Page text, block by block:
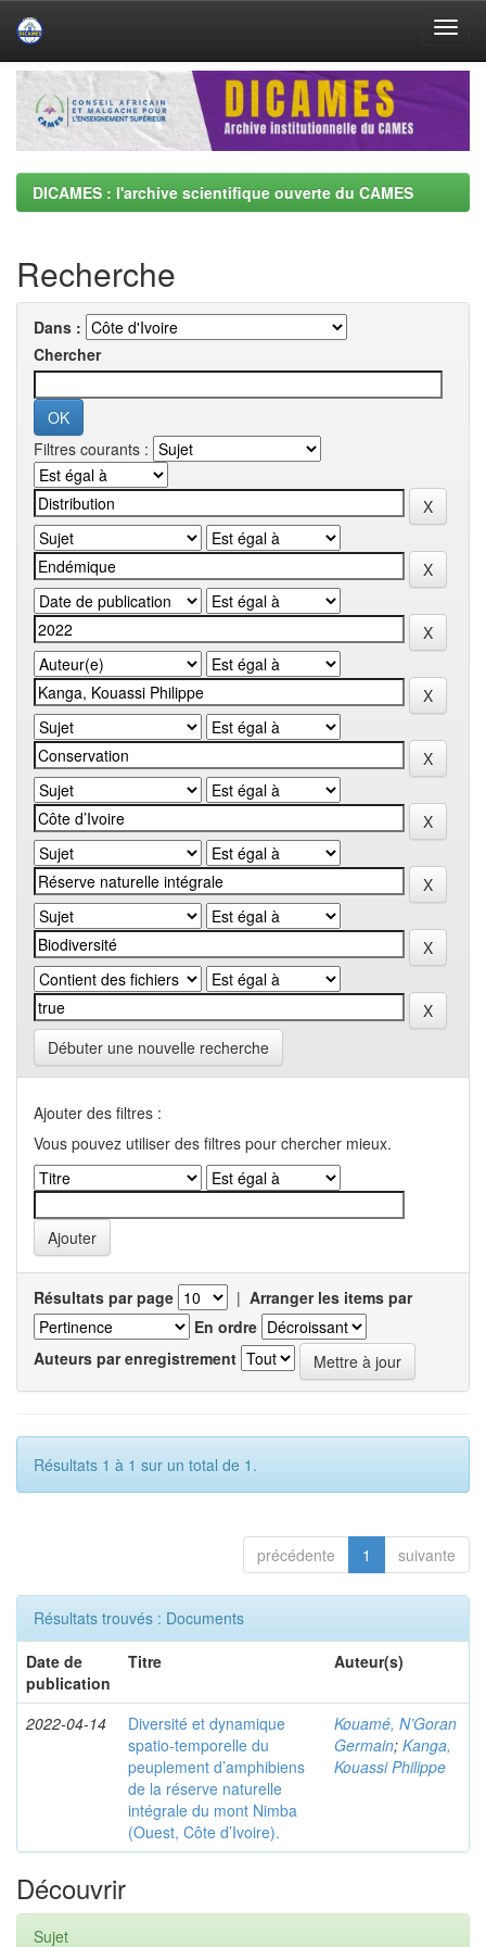
Skip
navigation
DICAMES : l'archive scientifique ouverte du CAMES
Recherche
Dans :
Chercher
Filtres courants :
Débuter une nouvelle recherche
Ajouter des filtres :
Vous pouvez utiliser des filtres pour chercher mieux.
Résultats par page | Arranger les items par
En ordre
Auteurs par enregistrement
Résultats 1 à 1 sur un total de 1.
précédente 1 suivante
Résultats trouvés : Documents
Date de
publication
Titre Auteur(s)
2022-04-14
Diversité et dynamique
spatio-temporelle du
peuplement d’amphibiens
de la réserve naturelle
intégrale du mont Nimba
(Ouest, Côte d’Ivoire).
Kouamé, N’Goran
Germain; Kanga,
Kouassi Philippe
Découvrir
Sujet